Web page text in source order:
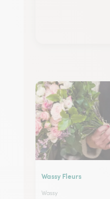
Wassy Fleurs
Wassy